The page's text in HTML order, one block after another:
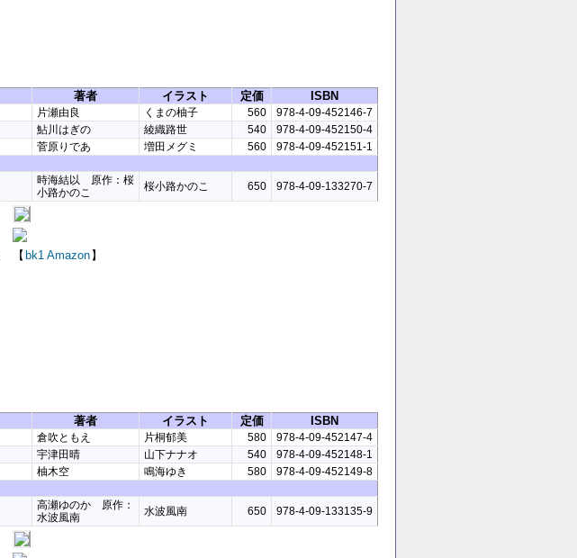
著者 イラスト 定価 ISBN
片瀬由良 くまの柚子 560
978-4-09-452146-7
鮎川はぎの 綾織路世 540
978-4-09-452150-4
菅原りであ 増田メグミ 560 978-4-09-452151-1
時海結以 原作：桜
小路かのこ
桜小路かのこ 650 978-4-09-133270-7
【 bk1 Amazon 】
著者 イラスト 定価 ISBN
倉吹ともえ 片桐郁美 580
978-4-09-452147-4
宇津田晴 山下ナナオ 540
978-4-09-452148-1
柚木空 鳴海ゆき 580 978-4-09-452149-8
高瀬ゆのか 原作：
水波風南
水波風南 650 978-4-09-133135-9